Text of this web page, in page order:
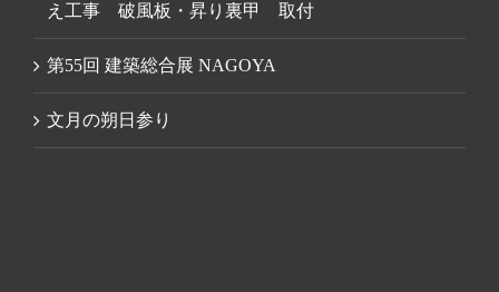
え工事 破風板・昇り裏甲 取付
第55回 建築総合展 NAGOYA
文月の朔日参り